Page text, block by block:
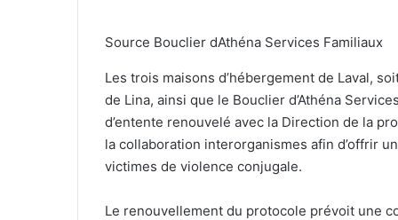
Source Bouclier dAthéna Services Familiaux
Les trois maisons d’hébergement de Laval,
de Lina, ainsi que le Bouclier d’Athéna
d’entente renouvelé avec la Direction de la
la collaboration interorganismes afin d’offrir
victimes de violence conjugale.
Le renouvellement du protocole prévoit une